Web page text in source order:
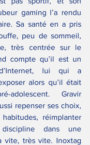
gaming l’a rendu
Sa santé en a pris
peu de sommeil,
très centrée sur le
compte qu’il est un
lui qui a
alors qu’il était
adolescent. Gravir
repenser ses choix,
réimplanter
dans une
vite, très vite. Inoxtag